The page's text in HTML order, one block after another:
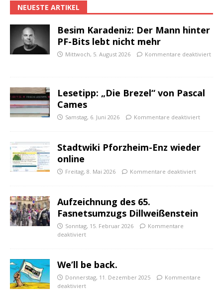
NEUESTE ARTIKEL
Besim Karadeniz: Der Mann hinter
PF-Bits lebt nicht mehr
Mittwoch, 5. August 2026 Kommentare deaktiviert
Lesetipp: „Die Brezel“ von Pascal
Cames
Samstag, 6. Juni 2026 Kommentare deaktiviert
Stadtwiki Pforzheim-Enz wieder
online
Freitag, 8. Mai 2026 Kommentare deaktiviert
Aufzeichnung des 65.
Fasnetsumzugs Dillweißenstein
Sonntag, 15. Februar 2026
Kommentare
deaktiviert
We’ll be back.
Donnerstag, 11. Dezember 2025
Kommentare
deaktiviert